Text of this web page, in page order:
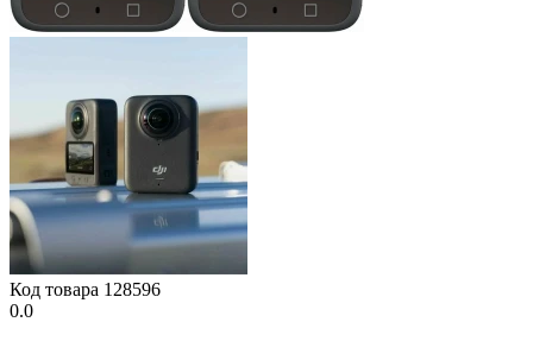
Код товара 128596
0.0